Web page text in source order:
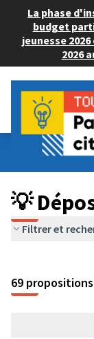
La phase
budget
jeunesse
2026
Budget
💡 Déposer un
💡
Filtrer et
69 propositions